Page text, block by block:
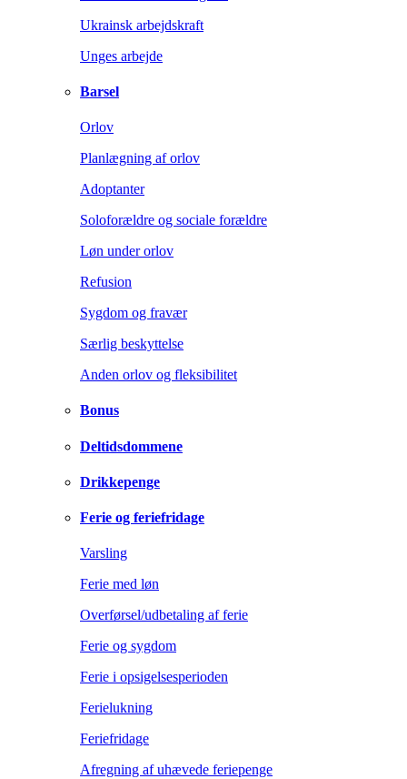
Ukrainsk arbejdskraft
Unges arbejde
Barsel
Orlov
Planlægning af orlov
Adoptanter
Soloforældre og sociale forældre
Løn under orlov
Refusion
Sygdom og fravær
Særlig beskyttelse
Anden orlov og fleksibilitet
Bonus
Deltidsdommene
Drikkepenge
Ferie og feriefridage
Varsling
Ferie med løn
Overførsel/udbetaling af ferie
Ferie og sygdom
Ferie i opsigelsesperioden
Ferielukning
Feriefridage
Afregning af uhævede feriepenge